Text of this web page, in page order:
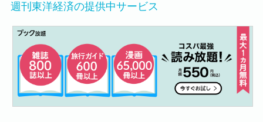
週刊東洋経済の提供中サービス